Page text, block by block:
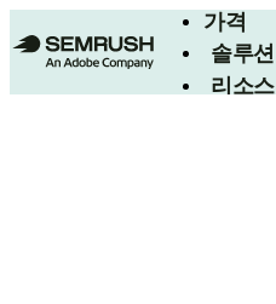
가격
솔루션
리소스